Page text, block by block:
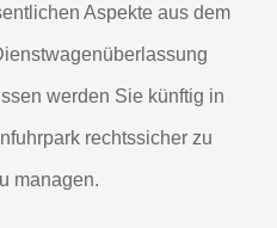
Aspekte aus dem
werden Sie künftig in
rechtssicher zu
managen.